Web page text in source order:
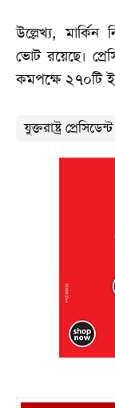
উল্লেখ্য,
ভোট রয়েছে।
কমপক্ষে ২৭০টি
যুক্তরাষ্ট্র